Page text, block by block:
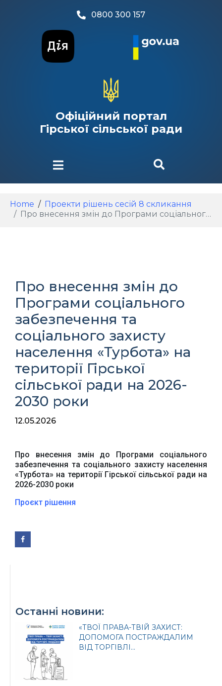
0800 300 157
Офіційний портал
Гірської сільської ради
Home
Проекти рішень сесій 8 скликання
Про внесення змін до Програми соціального забезпечення та соціального захисту населення «Турбота» на території Гірської сільської ради на 2026- 2030 роки
Про внесення змін до
Програми соціального
забезпечення та
соціального захисту
населення «Турбота» на
території Гірської
сільської ради на 2026-
2030 роки
12.05.2026
Про внесення змін до Програми соціального
забезпечення та соціального захисту населення
«Турбота» на території Гірської сільської ради на
2026-2030 роки
Проєкт рішення
Останні новини:
«ТВОЇ ПРАВА-ТВІЙ ЗАХИСТ:
ДОПОМОГА ПОСТРАЖДАЛИМ
ВІД ТОРГІВЛІ...
Урядовий портал
Київська обласна
державна адміністрація